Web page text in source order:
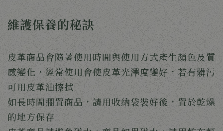
維護保養的秘訣
皮革商品會隨著使用時間與使用方式產生顏色及質
感變化，經常使用會使皮革光澤度變好，若有髒污
可用皮革油擦拭
如長時間擱置商品，請用收納袋裝好後，置於乾燥
的地方保存